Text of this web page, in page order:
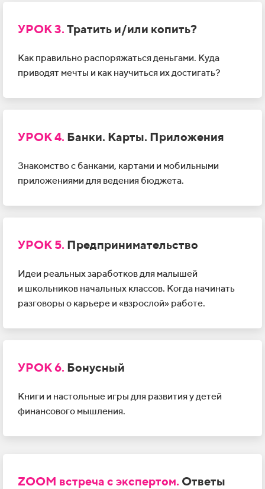
УРОК 3. Тратить и/или копить?
Как правильно распоряжаться деньгами. Куда
приводят мечты и как научиться их достигать?
УРОК 4. Банки. Карты. Приложения
Знакомство с банками, картами и мобильными
приложениями для ведения бюджета.
УРОК 5. Предпринимательство
Идеи реальных заработков для малышей
и школьников начальных классов. Когда начинать
разговоры о карьере и «взрослой» работе.
УРОК 6. Бонусный
Книги и настольные игры для развитияу детей
финансового мышления.
ZOOM встреча с экспертом. Ответы